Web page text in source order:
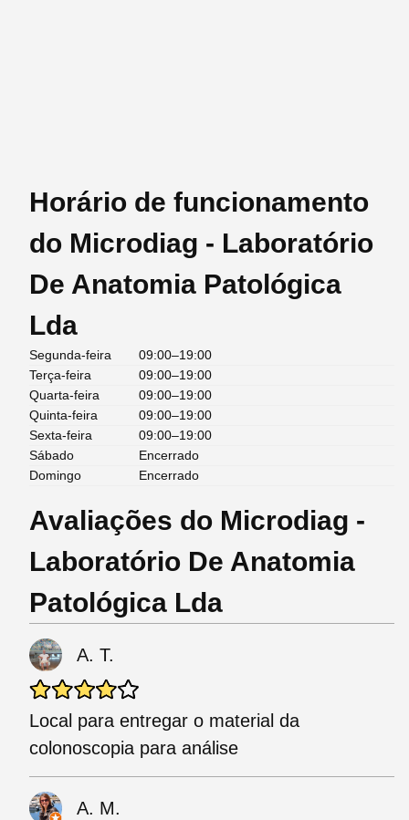
Horário de funcionamento
do Microdiag - Laboratório
De Anatomia Patológica
Lda
Segunda-feira
09:00–19:00
Terça-feira
09:00–19:00
Quarta-feira
09:00–19:00
Quinta-feira
09:00–19:00
Sexta-feira
09:00–19:00
Sábado
Encerrado
Domingo
Encerrado
Avaliações do Microdiag -
Laboratório De Anatomia
Patológica Lda
A. T.
Local para entregar o material da
colonoscopia para análise
A. M.